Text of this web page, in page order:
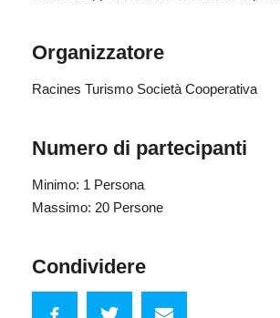
Organizzatore
Racines Turismo Società Cooperativa
Numero di partecipanti
Minimo: 1 Persona
Massimo: 20 Persone
Condividere